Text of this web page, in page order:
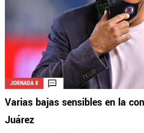
JORNADA 8
Varias bajas sensibles en la
Juárez